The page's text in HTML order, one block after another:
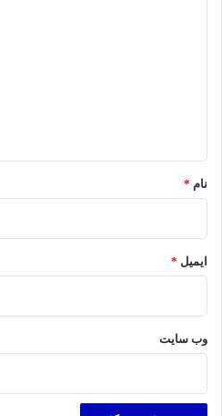
نام *
ایمیل *
وب‌ سایت